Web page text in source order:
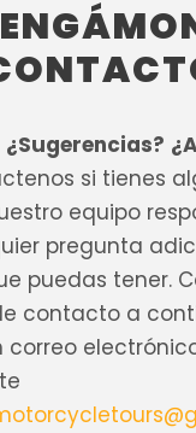
¿Sugerencias?
si tienes
equipo
pregunta
puedas tener.
contacto a
correo